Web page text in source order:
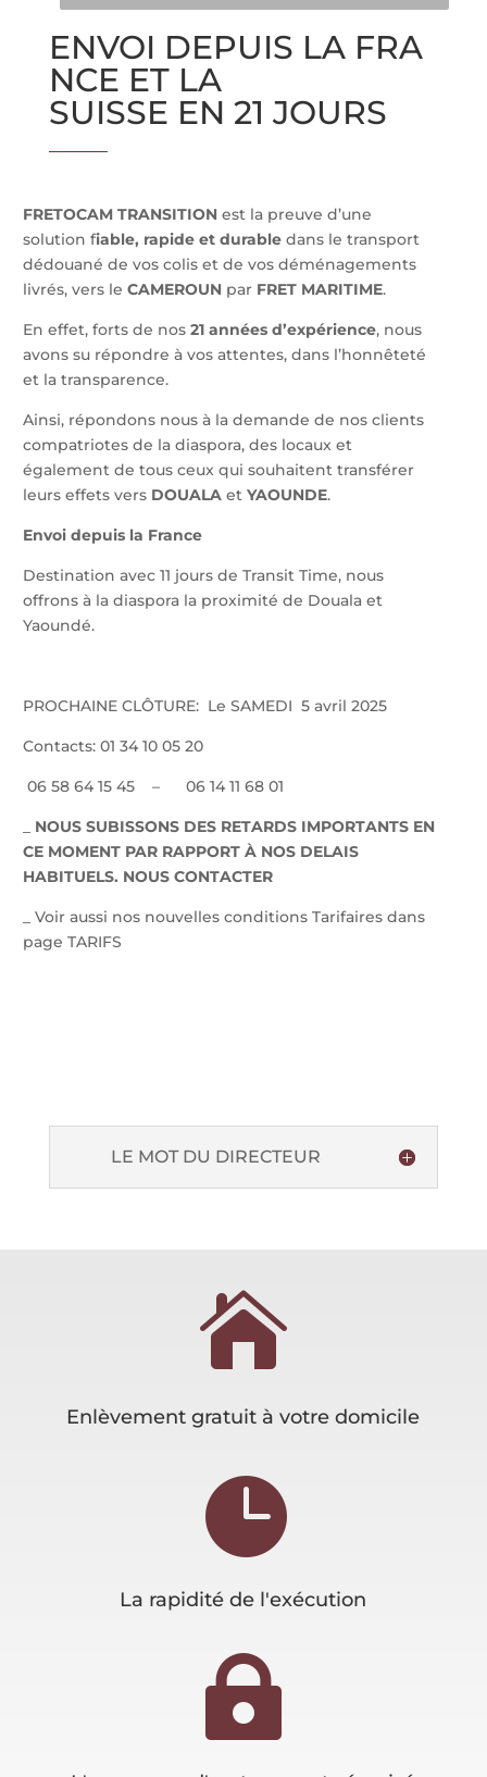
ENVOI DEPUIS LA FRA
NCE ET LA
SUISSE EN 21 JOURS
FRETOCAM TRANSITIONest la preuve d’une
solution fiable, rapide et durabledans le transport
dédouané de vos colis et de vos déménagements
livrés, vers le CAMEROUNpar FRET MARITIME.
En effet, forts de nos21 années d’expérience, nous
avons su répondre à vos attentes, dans l’honnêteté
et la transparence.
Ainsi, répondons nous à la demande de nos clients
compatriotes de la diaspora, des locaux et
également de tous ceux qui souhaitent transférer
leurs effets vers DOUALAet YAOUNDE.
Envoi depuis la France
Destination avec 11 jours de Transit Time, nous
offrons à la diaspora la proximité de Douala et
Yaoundé.
PROCHAINE CLÔTURE: Le SAMEDI 5 avril 2025
Contacts: 01 34 10 05 20
06 58 64 15 45 – 06 14 11 68 01
NOUS SUBISSONS DES RETARDS IMPORTANTS EN
CE MOMENT PAR RAPPORT À NOS DELAIS
HABITUELS. NOUS CONTACTER
_ Voir aussi nos nouvelles conditions Tarifaires dans
page TARIFS
LE MOT DU DIRECTEUR

Enlèvement gratuit à votre domicile

La rapidité de l'exécution
